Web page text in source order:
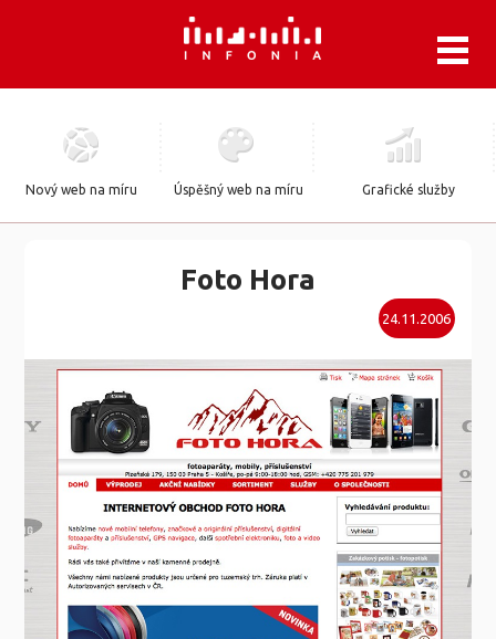
Foto Hora
24.11.2006
Nový web na míru Úspěšný web na míru Grafické služby